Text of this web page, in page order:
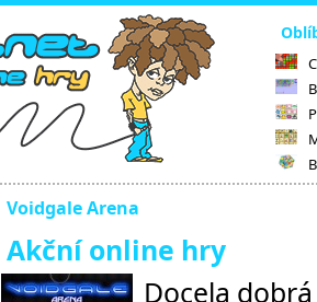
Voidgale Arena
Akční online hry
Docela